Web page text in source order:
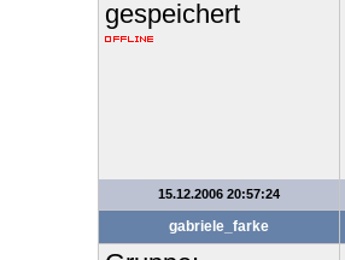
gespeichert
15.12.2006 20:57:24
gabriele_farke